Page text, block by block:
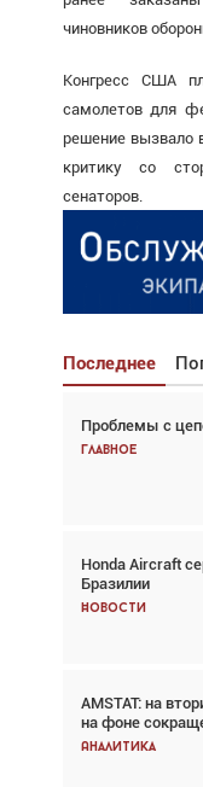
чиновников
Конгресс США
самолетов для
решение вызвало
критику со
сенаторов.
Последнее
Проблемы с
Главное
Honda Aircraft
Бразилии
Новости
AMSTAT: на
на фоне
Аналитика
Взгляд с
спасательных
Авиационный
говорит сама за
Новости
Проблемы с
Аналитика